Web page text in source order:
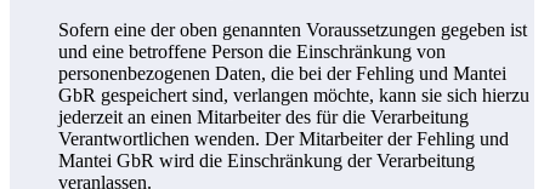
Sofern eine der oben genannten Voraussetzungen gegeben ist
und eine betroffene Person die Einschränkung von
personenbezogenen Daten, die bei der Fehling und Mantei
GbR gespeichert sind, verlangen möchte, kann sie sich hierzu
jederzeit an einen Mitarbeiter des für die Verarbeitung
Verantwortlichen wenden. Der Mitarbeiter der Fehling und
Mantei GbR wird die Einschränkung der Verarbeitung
veranlassen.